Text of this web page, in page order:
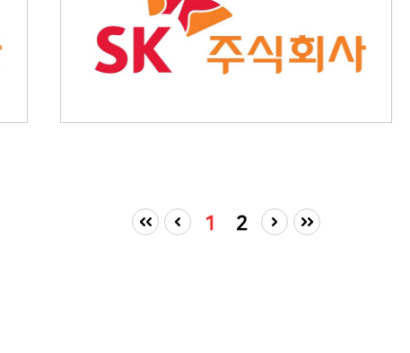
Chemist), 시스템생물학자(System Biologist) 및
변리사 등 25명의 전문가로 구성되어 있으며,
독자적 기술력을 바탕으로 국내외 유수의 제약사
등과 신약개발 프로젝트를 진행 중이다. 현재
비알콜성지방간에 대한 특허 3개를 출원했고,
처음이전
1 2 다음마지막